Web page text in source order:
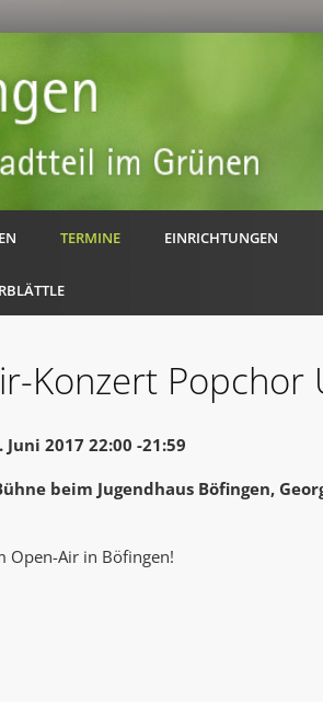
TERMINE EINRICHTUNGEN
Konzert Popchor
2017 22:00 -21:59
beim Jugendhaus Böfingen,
Open-Air in Böfingen!